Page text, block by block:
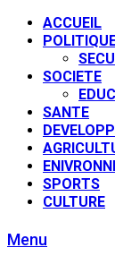
ACCUEIL
SOCIETE
SANTE
SPORTS
CULTURE
Menu